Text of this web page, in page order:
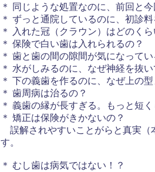
＊ 同じような処置なのに、前回と
＊ ずっと通院しているのに、初診料
＊ 入れた冠（クラウン）はどのくら
＊ 保険で白い歯は入れられるの？
＊ 歯と歯の間の隙間が気になって
＊ 水がしみるのに、なぜ神経を抜
＊ 下の義歯を作るのに、なぜ上の
＊ 歯周病は治るの？
＊ 義歯の縁が長すぎる。もっと短く
＊ 矯正は保険がきかないの？
誤解されやすいことがらと真実（
す。
＊ むし歯は病気ではない！？